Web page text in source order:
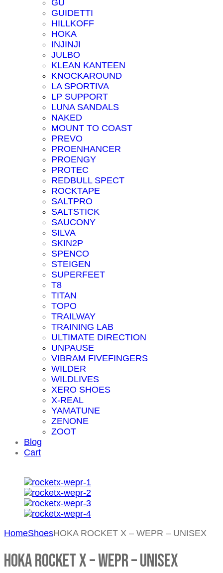
GU
GUIDETTI
HILLKOFF
HOKA
INJINJI
JULBO
KLEAN KANTEEN
KNOCKAROUND
LA SPORTIVA
LP SUPPORT
LUNA SANDALS
NAKED
MOUNT TO COAST
PREVO
PROENHANCER
PROENGY
PROTEC
REDBULL SPECT
ROCKTAPE
SALTPRO
SALTSTICK
SAUCONY
SILVA
SKIN2P
SPENCO
STEIGEN
SUPERFEET
T8
TITAN
TOPO
TRAILWAY
TRAINING LAB
ULTIMATE DIRECTION
UNPAUSE
VIBRAM FIVEFINGERS
WILDER
WILDLIVES
XERO SHOES
X-REAL
YAMATUNE
ZENONE
ZOOT
Blog
Cart
HomeShoesHOKA ROCKET X – WEPR – UNISEX
HOKA ROCKET X – WEPR – UNISEX